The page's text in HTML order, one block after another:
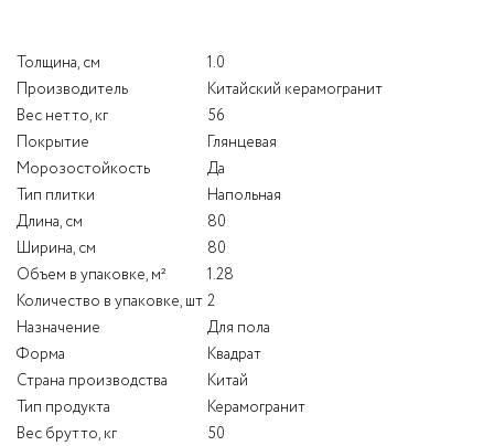
Толщина, см
1.0
Производитель
Китайский керамогранит
Вес нетто, кг
56
Покрытие
Глянцевая
Морозостойкость
Да
Тип плитки
Напольная
Длина, см
80
Ширина, см
80
Объем в упаковке, м²
1.28
Количество в упаковке, шт 2
Назначение
Для пола
Форма
Квадрат
Страна производства
Китай
Тип продукта
Керамогранит
Вес брутто, кг
50